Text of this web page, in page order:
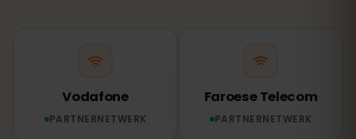
Vodafone
PARTNERNETWERK
Faroese Telecom
PARTNERNETWERK